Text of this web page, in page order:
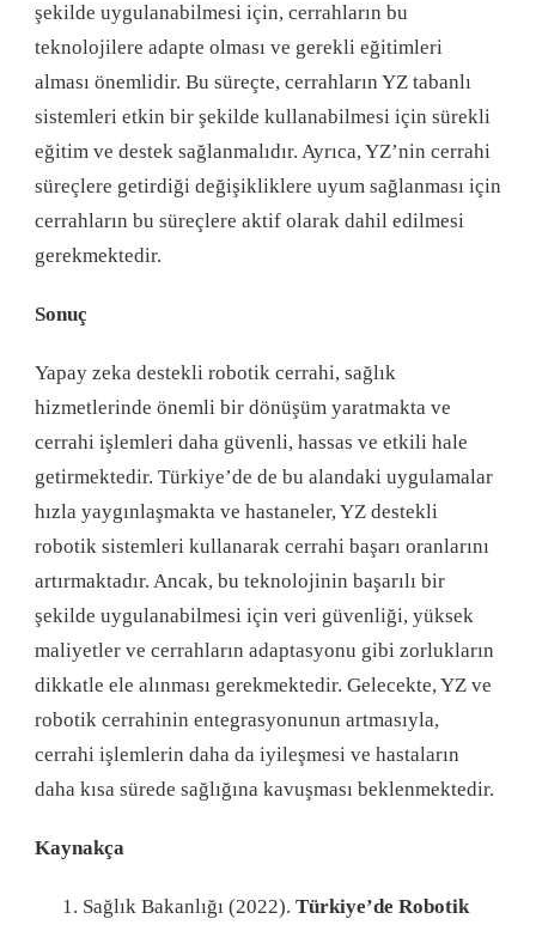
şekilde uygulanabilmesi için, cerrahların bu
teknolojilere adapte olması ve gerekli eğitimleri
alması önemlidir. Bu süreçte, cerrahların YZ tabanlı
sistemleri etkin bir şekilde kullanabilmesi için sürekli
eğitim ve destek sağlanmalıdır. Ayrıca, YZ’nin cerrahi
süreçlere getirdiği değişikliklere uyum sağlanması için
cerrahların bu süreçlere aktif olarak dahil edilmesi
gerekmektedir.
Sonuç
Yapay zeka destekli robotik cerrahi, sağlık
hizmetlerinde önemli bir dönüşüm yaratmakta ve
cerrahi işlemleri daha güvenli, hassas ve etkili hale
getirmektedir. Türkiye’de de bu alandaki uygulamalar
hızla yaygınlaşmakta ve hastaneler, YZ destekli
robotik sistemleri kullanarak cerrahi başarı oranlarını
artırmaktadır. Ancak, bu teknolojinin başarılı bir
şekilde uygulanabilmesi için veri güvenliği, yüksek
maliyetler ve cerrahların adaptasyonu gibi zorlukların
dikkatle ele alınması gerekmektedir. Gelecekte, YZ ve
robotik cerrahinin entegrasyonunun artmasıyla,
cerrahi işlemlerin daha da iyileşmesi ve hastaların
daha kısa sürede sağlığına kavuşması beklenmektedir.
Kaynakça
Sağlık Bakanlığı (2022). Türkiye’de Robotik